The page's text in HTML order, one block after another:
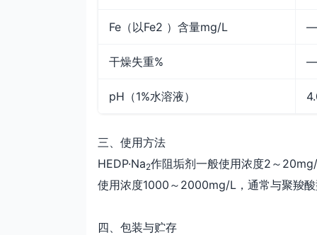
Fe（以Fe2 ）含量mg/L
干燥失重%
pH（1%水溶液）
三、使用方法
HEDP·Na2作阻垢剂一般使用浓度2～
使用浓度1000～2000mg/L，通常与聚羧
四、包装与贮存